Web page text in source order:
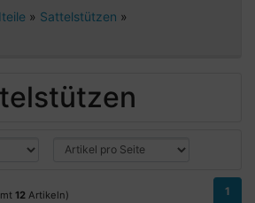
» Sattelstützen »
12 Artikeln) 1